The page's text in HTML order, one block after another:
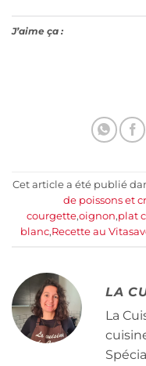
J’aime ça :
Cet article a été publié
de poissons et
courgette,oignon,plat
blanc,Recette au
LA
La